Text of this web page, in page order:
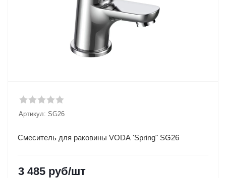
Артикул: SG26
Смеситель для раковины VODA 'Spring" SG26
3 485 руб/шт